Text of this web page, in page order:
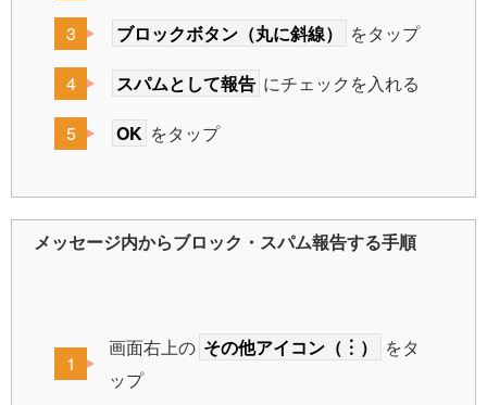
ブロックボタン（丸に斜線）
をタップ
スパムとして報告 にチェックを入れる
OK をタップ
メッセージ内からブロック・スパム報告する手順
画面右上の その他アイコン（︙）
をタ
ップ